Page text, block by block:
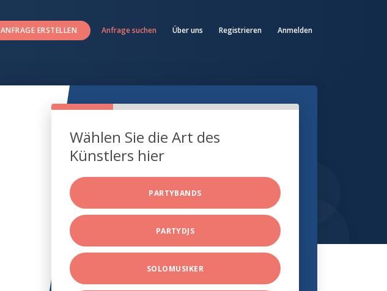
ANFRAGE ERSTELLEN Anfrage suchen Über uns Registrieren Anmelden
Wählen Sie die Art des
Künstlers hier
PARTYBANDS
PARTYDJS
SOLOMUSIKER